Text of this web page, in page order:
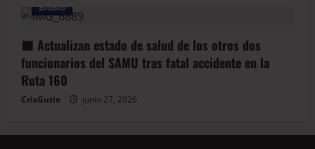
BioBio
🟥 Actualizan estado de salud de los otros dos
funcionarios del SAMU tras fatal accidente en la
Ruta 160
CrisGutie junio 27, 2026